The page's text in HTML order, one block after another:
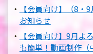
【会員向け】（8・
お知らせ
【会員向け】9月よ
も簡単！動画制作（